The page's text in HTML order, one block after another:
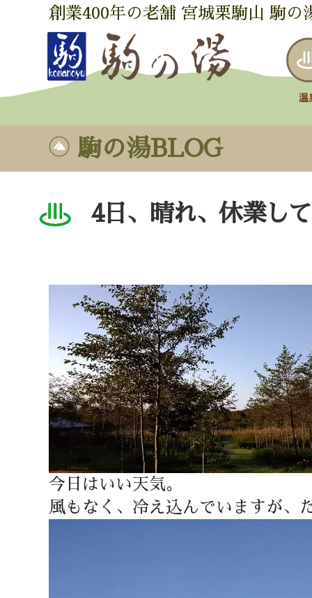
創業400年の老舗 宮城栗駒山 駒の
駒の湯BLOG
4日、晴れ、休業し
今日はいい天気。
風もなく、冷え込んでいますが、